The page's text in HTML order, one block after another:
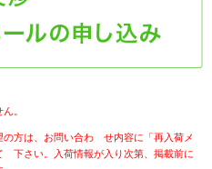
。
方は、お問い合わ せ内容に「再入荷メ
下さい。入荷情報が入り次第、掲載前に